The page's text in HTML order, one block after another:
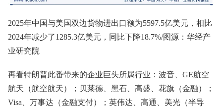
2025年中国与美国双边货物进出口额为5597.5亿美元，相比
2024年减少了1285.3亿美元，同比下降18.7%/图源：华经产
业研究院
再看特朗普此番带来的企业巨头所属行业：波音、GE航空
航天（航空航天）；贝莱德、黑石、高盛、花旗（金融）；
Visa、万事达（金融支付）；英伟达、高通、美光（半导